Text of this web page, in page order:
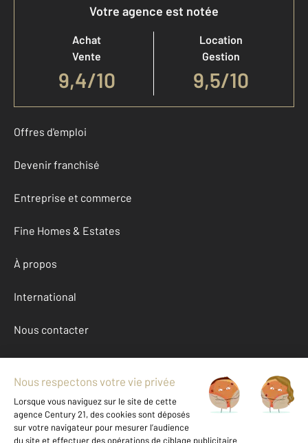
Votre agence est notée
Achat
Vente
9,4/10
Location
Gestion
9,5/10
Offres d'emploi
Devenir franchisé
Entreprise et commerce
Fine Homes & Estates
À propos
International
Nous contacter
Mentions légales & CGU et Barèmes d'honoraires
Données personnelles
Gestionnaire des cookies